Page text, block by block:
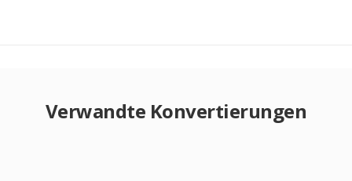
Verwandte Konvertierungen